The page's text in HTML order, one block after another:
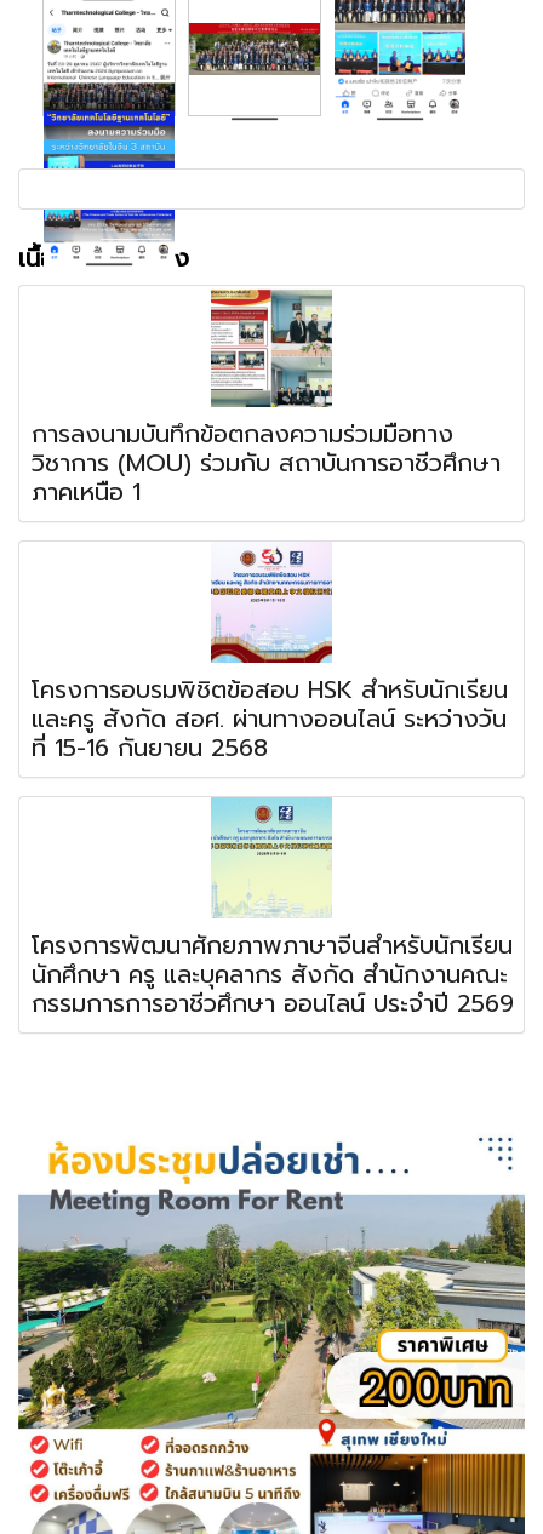
เนื้อหาที่เกี่ยวข้อง
การลงนามบันทึกข้อตกลงความร่วมมือทาง
วิชาการ (MOU) ร่วมกับ สถาบันการอาชีวศึกษา
ภาคเหนือ 1
โครงการอบรมพิชิตข้อสอบ HSK สำหรับนักเรียน
และครู สังกัด สอศ. ผ่านทางออนไลน์ ระหว่างวัน
ที่ 15-16 กันยายน 2568
โครงการพัฒนาศักยภาพภาษาจีนสำหรับนักเรียน
นักศึกษา ครู และบุคลากร สังกัด สำนักงานคณะ
กรรมการการอาชีวศึกษา ออนไลน์ ประจำปี 2569